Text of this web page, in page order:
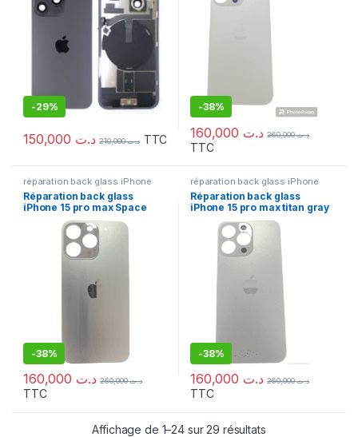
-29%
د.ت د.ت210,000 TTC
-38%
د.ت د.ت260,000
TTC
réparation back glass iPhone
Réparation back glass
iPhone 15 pro max Space
-38%
د.ت د.ت260,000
TTC
réparation back glass iPhone
Réparation back glass
iPhone 15 pro max titan gray
-38%
د.ت د.ت260,000
TTC
Affichage de 1–24 sur 29 résultats